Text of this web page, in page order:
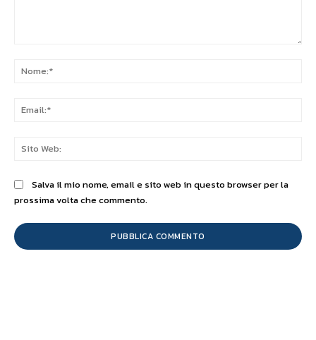
Salva il mio nome, email e sito web in questo browser per la
prossima volta che commento.